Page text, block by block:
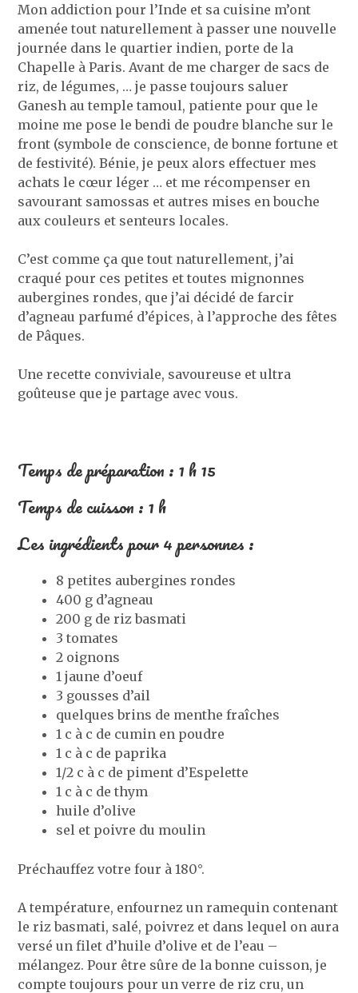
Mon addiction pour l’Inde et sa cuisine m’ont
amenée tout naturellement à passer une nouvelle
journée dans le quartier indien, porte de la
Chapelle à Paris. Avant de me charger de sacs de
riz, de légumes, … je passe toujours saluer
Ganesh au temple tamoul, patiente pour que le
moine me pose le bendi de poudre blanche sur le
front (symbole de conscience, de bonne fortune et
de festivité). Bénie, je peux alors effectuer mes
achats le cœur léger … et me récompenser en
savourant samossas et autres mises en bouche
aux couleurs et senteurs locales.
C’est comme ça que tout naturellement, j’ai
craqué pour ces petites et toutes mignonnes
aubergines rondes, que j’ai décidé de farcir
d’agneau parfumé d’épices, à l’approche des fêtes
de Pâques.
Une recette conviviale, savoureuse et ultra
goûteuse que je partage avec vous.
Temps de préparation : 1 h 15
Temps de cuisson : 1 h
Les ingrédients pour 4 personnes :
8 petites aubergines rondes
400 g d’agneau
200 g de riz basmati
3 tomates
2 oignons
1 jaune d’oeuf
3 gousses d’ail
quelques brins de menthe fraîches
1 c à c de cumin en poudre
1 c à c de paprika
1/2 c à c de piment d’Espelette
1 c à c de thym
huile d’olive
sel et poivre du moulin
Préchauffez votre four à 180°.
A température, enfournez un ramequin contenant
le riz basmati, salé, poivrez et dans lequel on aura
versé un filet d’huile d’olive et de l’eau –
mélangez. Pour être sûre de la bonne cuisson, je
compte toujours pour un verre de riz cru, un